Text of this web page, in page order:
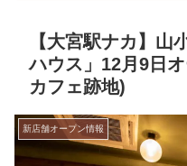
【大宮駅ナカ】山
ハウス」12月9日
カフェ跡地)
新店舗オープン情報